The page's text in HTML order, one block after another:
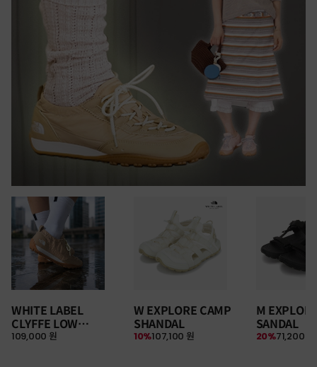
WHITE LABEL
CLYFFE LOW
SNEAKERS
109,000 원
W EXPLORE CAMP
SHANDAL
107,100 원
10%
M
SANDAL
71,200 원
20%